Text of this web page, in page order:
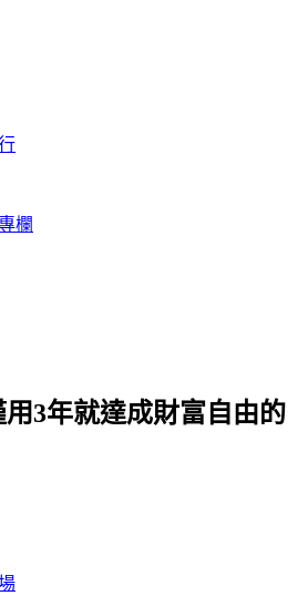
欄
3年就達成財富自由的